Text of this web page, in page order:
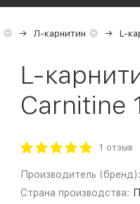
Л-карнитин L-
L-
Carnitine
1 отзыв
Производитель (бренд):
Страна производства: